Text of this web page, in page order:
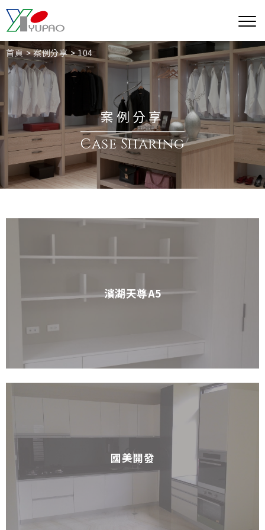
首頁 案例分享 104
案例分享
Case Sharing
濱湖天尊A5
國美開發